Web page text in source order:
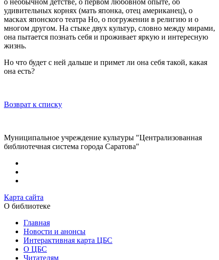
удивительных корнях (мать японка, отец американец), о
масках японского театра Но, о погружении в религию и о
многом другом. На стыке двух культур, словно между мирами,
она пытается познать себя и проживает яркую и интересную
жизнь.
Но что будет с ней дальше и примет ли она себя такой, какая
она есть?
Возврат к списку
Муниципальное учреждение культуры "Централизованная
библиотечная система города Саратова"
Карта сайта
О библиотеке
Главная
Новости и анонсы
Интерактивная карта ЦБС
О ЦБС
Читателям